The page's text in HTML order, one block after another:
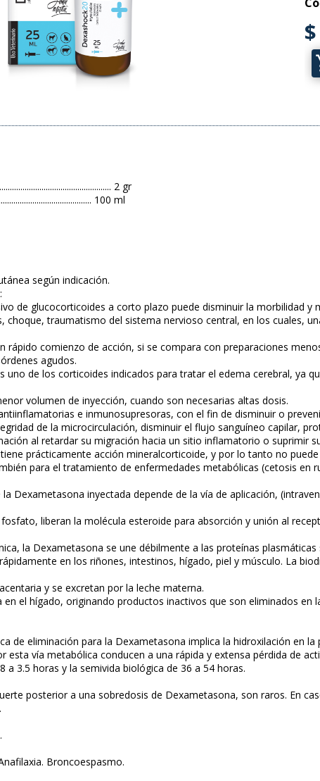
2 gr
100 ml
según indicación.
de glucocorticoides a corto plazo puede disminuir la morbilidad
choque, traumatismo del sistema nervioso central, en los cuales,
comienzo de acción, si se compara con preparaciones
agudos.
de los corticoides indicados para tratar el edema cerebral, ya
volumen de inyección, cuando son necesarias altas dosis.
e inmunosupresoras, con el fin de disminuir o
de la microcirculación, disminuir el flujo sanguíneo capilar,
al retardar su migración hacia un sitio inflamatorio o suprimir
prácticamente acción mineralcorticoide, y por lo tanto no
para el tratamiento de enfermedades metabólicas (cetosis en
Dexametasona inyectada depende de la vía de aplicación,
liberan la molécula esteroide para absorción y unión al
la Dexametasona se une débilmente a las proteínas
en los riñones, intestinos, hígado, piel y músculo. La
y se excretan por la leche materna.
el hígado, originando productos inactivos que son eliminados en
de eliminación para la Dexametasona implica la hidroxilación en
vía metabólica conducen a una rápida y extensa pérdida de
a 3.5 horas y la semivida biológica de 36 a 54 horas.
posterior a una sobredosis de Dexametasona, son raros. En
Broncoespasmo.